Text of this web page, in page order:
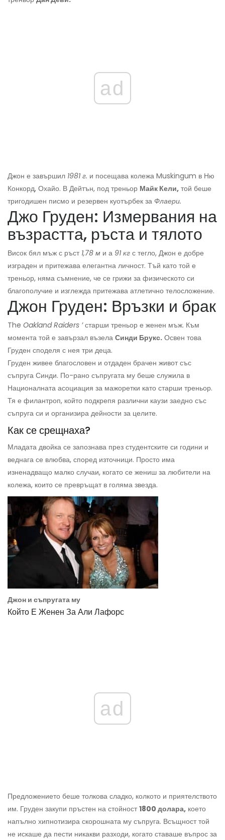
ad
Джон е завършил 1981 г. и посещава колежа Muskingum в Ню
Конкорд, Охайо. В Дейтън, под треньор Майк Кели, той беше
тригодишен писмо и резервен куотърбек за Флаери.
Джо Груден: Измервания на
възрастта, ръста и тялото
Висок бял мъж с ръст 1,78 м и а 91 кг с тегло, Джон е добре
изграден и притежава елегантна личност. Тъй като той е
треньор, няма съмнение, че се грижи за физическото си
благополучие и изглежда притежава атлетично телосложение.
Джон Груден: Връзки и брак
The Oakland Raiders ’старши треньор е женен мъж. Към
момента той е завързал възела Синди Брукс. Освен това
Груден споделя с нея три деца.
Груден живее благословен и отдаден брачен живот със
съпруга Синди. По-рано съпругата му беше служила в
Националната асоциация за мажоретки като старши треньор.
Тя е филантроп, който подкрепя различни каузи заедно със
съпруга си и организира дейности за целите.
Как се срещнаха?
Младата двойка се запознава през студентските си години и
веднага се влюбва, според източници. Просто има
изненадващо малко случаи, когато се жениш за любители на
колежа, които се превръщат в голяма звезда.
Джон и съпругата му
Който Е Женен За Али Лафорс
ad
Предложението беше толкова сладко, колкото и приятелството
им. Груден закупи пръстен на стойност1800 долара, което
напълно хипнотизира скорошната му съпруга. Всъщност той
не искаше да пести никакви разходи, когато ставаше въпрос за